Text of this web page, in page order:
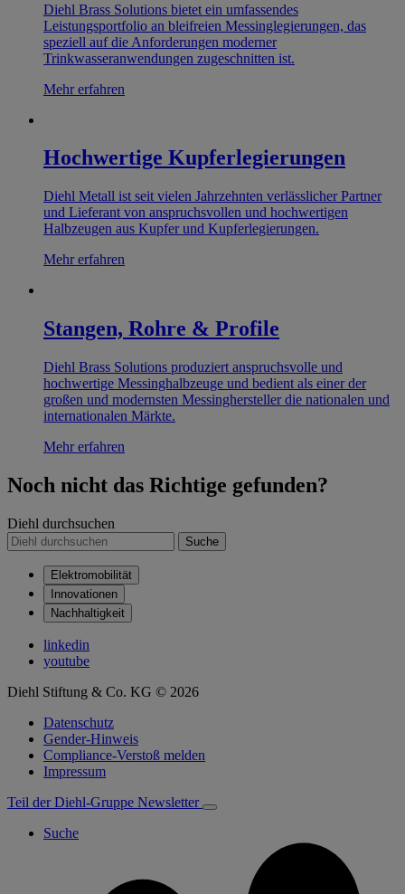
Diehl Brass Solutions bietet ein umfassendes
Leistungsportfolio an bleifreien Messinglegierungen, das
speziell auf die Anforderungen moderner
Trinkwasseranwendungen zugeschnitten ist.
Mehr erfahren
Hochwertige Kupferlegierungen
Diehl Metall ist seit vielen Jahrzehnten verlässlicher Partner
und Lieferant von anspruchsvollen und hochwertigen
Halbzeugen aus Kupfer und Kupferlegierungen.
Mehr erfahren
Stangen, Rohre & Profile
Diehl Brass Solutions produziert anspruchsvolle und
hochwertige Messinghalbzeuge und bedient als einer der
großen und modernsten Messinghersteller die nationalen und
internationalen Märkte.
Mehr erfahren
Noch nicht das Richtige gefunden?
Diehl durchsuchen
Suche
Elektromobilität
Innovationen
Nachhaltigkeit
linkedin
youtube
Diehl Stiftung & Co. KG © 2026
Datenschutz
Gender-Hinweis
Compliance-Verstoß melden
Impressum
Teil der Diehl-Gruppe Newsletter
Suche